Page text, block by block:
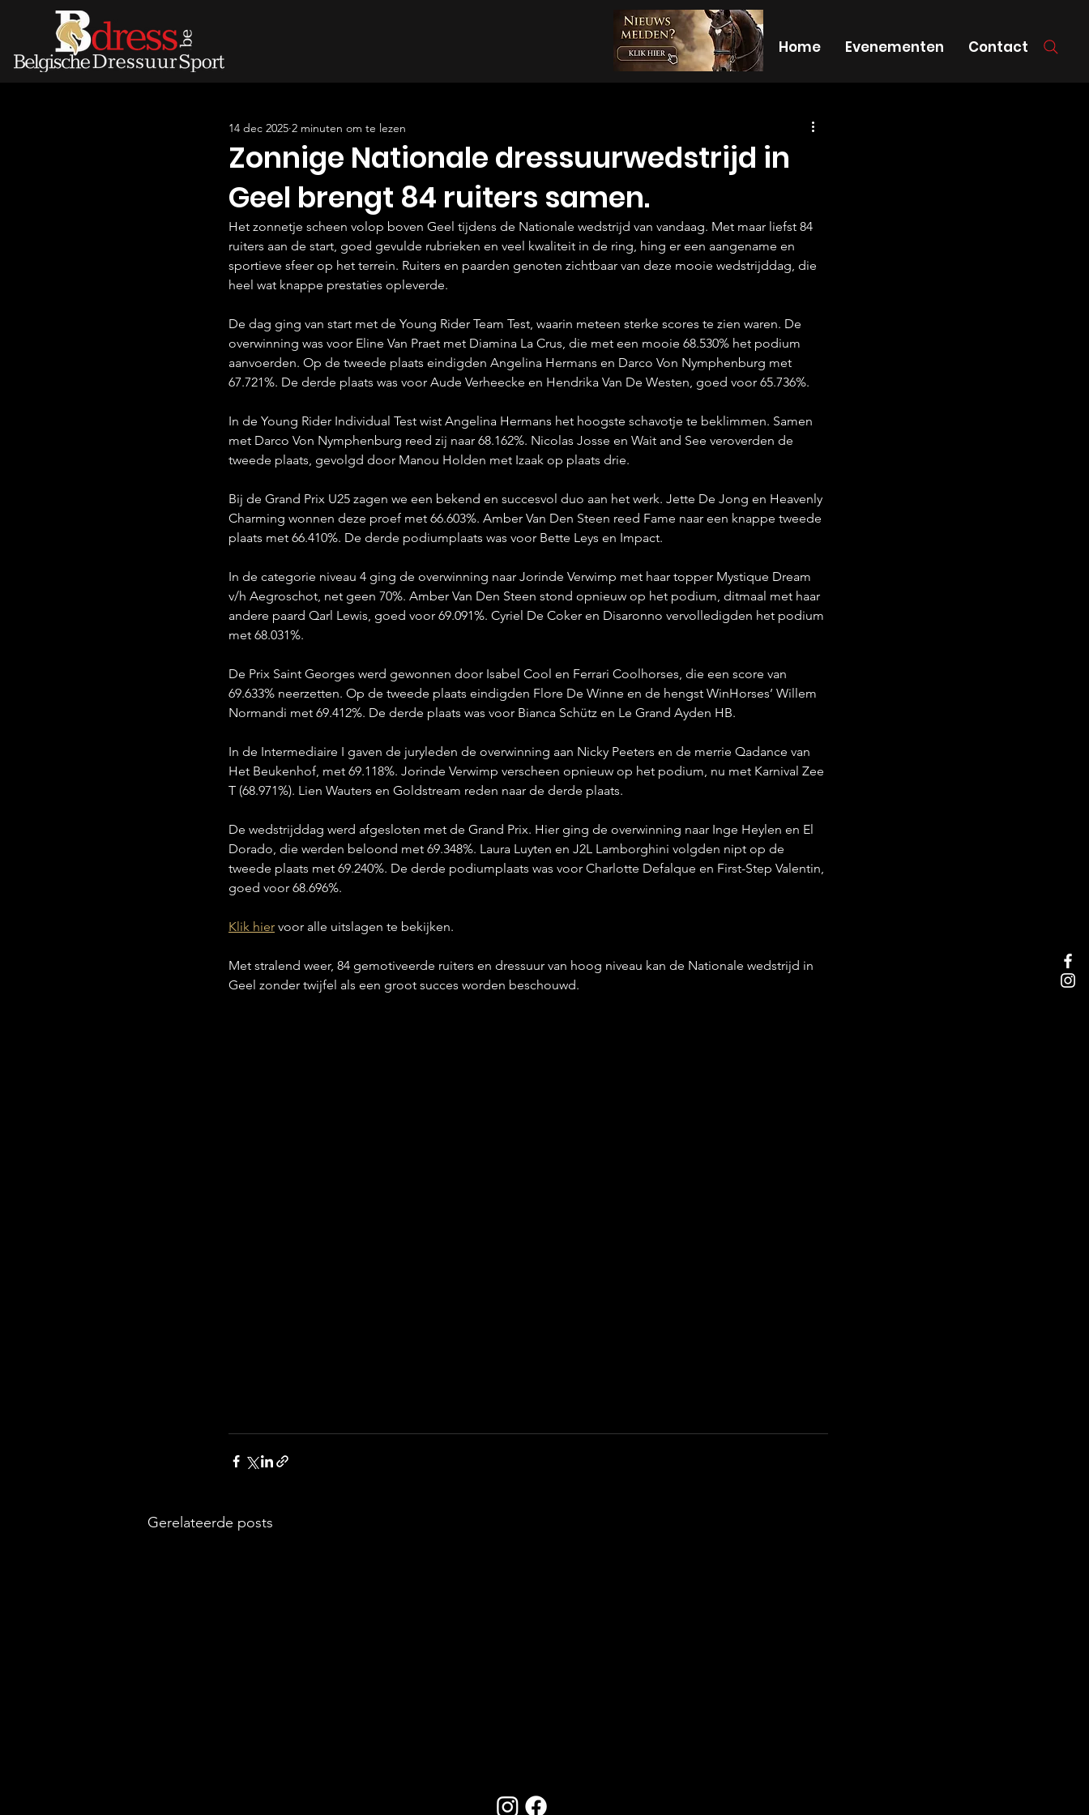
Home Evenementen Contact
Zonnige Nationale dressuurwedstrijd in
Geel brengt 84 ruiters samen.
14 dec 2025 2 minuten om te lezen
Het zonnetje scheen volop boven Geel tijdens de Nationale wedstrijd van vandaag. Met maar liefst 84
ruiters aan de start, goed gevulde rubrieken en veel kwaliteit in de ring, hing er een aangename en
sportieve sfeer op het terrein. Ruiters en paarden genoten zichtbaar van deze mooie wedstrijddag, die
heel wat knappe prestaties opleverde.
De dag ging van start met de Young Rider Team Test, waarin meteen sterke scores te zien waren. De
overwinning was voor Eline Van Praet met Diamina La Crus, die met een mooie 68.530% het podium
aanvoerden. Op de tweede plaats eindigden Angelina Hermans en Darco Von Nymphenburg met
67.721%. De derde plaats was voor Aude Verheecke en Hendrika Van De Westen, goed voor 65.736%.
In de Young Rider Individual Test wist Angelina Hermans het hoogste schavotje te beklimmen. Samen
met Darco Von Nymphenburg reed zij naar 68.162%. Nicolas Josse en Wait and See veroverden de
tweede plaats, gevolgd door Manou Holden met Izaak op plaats drie.
Bij de Grand Prix U25 zagen we een bekend en succesvol duo aan het werk. Jette De Jong en Heavenly
Charming wonnen deze proef met 66.603%. Amber Van Den Steen reed Fame naar een knappe tweede
plaats met 66.410%. De derde podiumplaats was voor Bette Leys en Impact.
In de categorie niveau 4 ging de overwinning naar Jorinde Verwimp met haar topper Mystique Dream
v/h Aegroschot, net geen 70%. Amber Van Den Steen stond opnieuw op het podium, ditmaal met haar
andere paard Qarl Lewis, goed voor 69.091%. Cyriel De Coker en Disaronno vervolledigden het podium
met 68.031%.
De Prix Saint Georges werd gewonnen door Isabel Cool en Ferrari Coolhorses, die een score van
69.633% neerzetten. Op de tweede plaats eindigden Flore De Winne en de hengst WinHorses’ Willem
Normandi met 69.412%. De derde plaats was voor Bianca Schütz en Le Grand Ayden HB.
In de Intermediaire I gaven de juryleden de overwinning aan Nicky Peeters en de merrie Qadance van
Het Beukenhof, met 69.118%. Jorinde Verwimp verscheen opnieuw op het podium, nu met Karnival Zee
T (68.971%). Lien Wauters en Goldstream reden naar de derde plaats.
De wedstrijddag werd afgesloten met de Grand Prix. Hier ging de overwinning naar Inge Heylen en El
Dorado, die werden beloond met 69.348%. Laura Luyten en J2L Lamborghini volgden nipt op de
tweede plaats met 69.240%. De derde podiumplaats was voor Charlotte Defalque en First-Step Valentin,
goed voor 68.696%.
Klik hier voor alle uitslagen te bekijken.
Met stralend weer, 84 gemotiveerde ruiters en dressuur van hoog niveau kan de Nationale wedstrijd in
Geel zonder twijfel als een groot succes worden beschouwd.
Gerelateerde posts